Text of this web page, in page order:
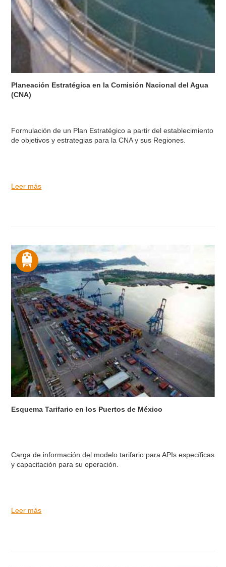
Planeación Estratégica en la Comisión Nacional del Agua
(CNA)
Formulación de un Plan Estratégico a partir del establecimiento
de objetivos y estrategias para la CNA y sus Regiones.
Leer más
Esquema Tarifario en los Puertos de México
Carga de información del modelo tarifario para APIs específicas
y capacitación para su operación.
Leer más